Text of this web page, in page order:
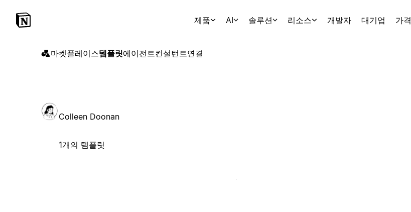
제품 AI 솔루션 리소스 개발자 대기업 가격
마켓플레이스템플릿에이전트컨설턴트연결
Colleen Doonan
1개의 템플릿